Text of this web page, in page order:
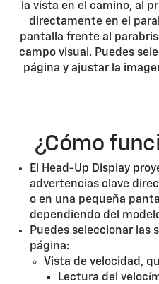
la vista en el camino, al
directamente en el
pantalla frente al
campo visual. Puedes
página y ajustar la
¿Cómo
El Head-Up Display
advertencias clave
o en una pequeña
dependiendo del
Puedes seleccionar las
página:
Vista de velocidad,
Lectura del